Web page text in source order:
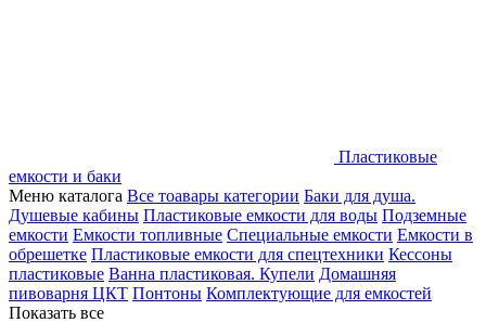
Пластиковые
емкости и баки
Меню каталога Все тоавары категории Баки для душа.
Душевые кабины Пластиковые емкости для воды Подземные
емкости Емкости топливные Специальные емкости Емкости в
обрешетке Пластиковые емкости для спецтехники Кессоны
пластиковые Ванна пластиковая. Купели Домашняя
пивоварня ЦКТ Понтоны Комплектующие для емкостей
Показать все